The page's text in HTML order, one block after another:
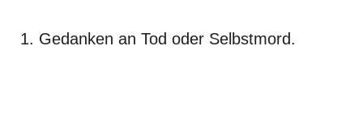
Gedanken an Tod oder Selbstmord.